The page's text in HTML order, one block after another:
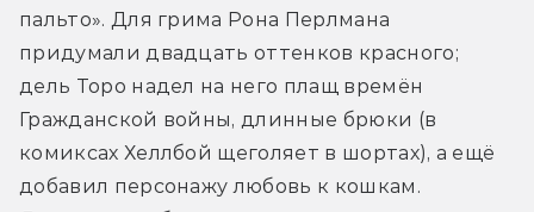
пальто». Для грима Рона Перлмана
придумали двадцать оттенков красного;
дель Торо надел на него плащ времён
Гражданской войны, длинные брюки (в
комиксах Хеллбой щеголяет в шортах), а ещё
добавил персонажу любовь к кошкам.